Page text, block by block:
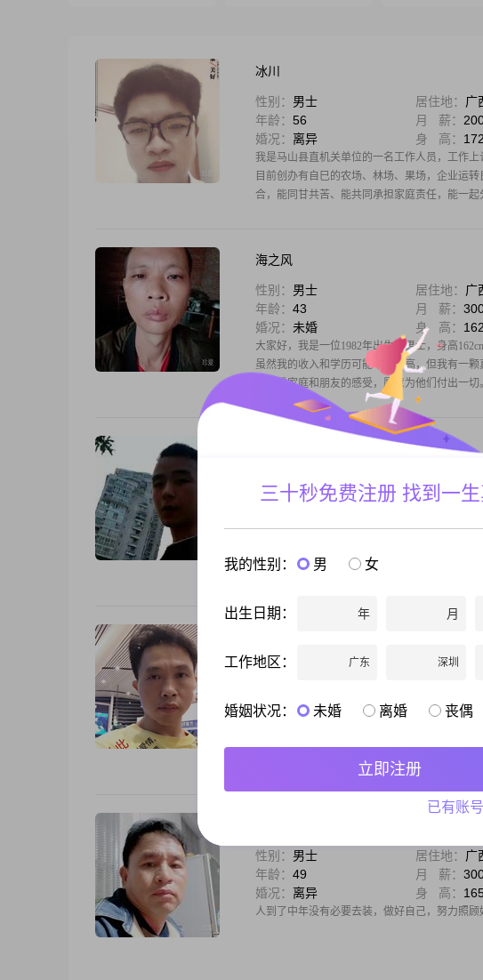
冰川
性别： 男士 居住地： 广
年龄： 56 月 薪：
婚况： 离异 身 高： 172
我是马山县直机关单位的一名工作人员，工作
目前创办有自巳的农场、林场、果场，企业运
合，能同甘共苦、能共同承担家庭责任，能一
海之风
性别： 男士 居住地： 广
年龄： 43 月 薪：
婚况： 未婚 身 高： 162
大家好，我是一位1982年出生的男士，身高
虽然我的收入和学历可能不是很高，但我有一
我注重家庭和朋友的感受，愿意为他们付出一
年龄：29 月 薪：
大家好，我是一位1996年出生的男士，身高
历是高中及以下，但我一直保持着乐观积极的
人，真诚可靠，追求事业上的成功##3002##在
性别： 居住地：
婚况：
离异 身 高：168
大家好，我是一位来自广西贺州的男士，出生
元之间。虽然我的学历是中专，但我一直保持
都非常认真。我相信，只有通过自己的努力，
性别： 男士 居住地： 广
年龄： 49 月 薪：
婚况： 离异 身 高： 165
人到了中年没有必要去装，做好自己，努力照
三十秒免费注册 找到一
我的性别： 男 女
出生日期： 年 月
工作地区： 广东 深圳
婚姻状况： 未婚 离婚 丧偶
立即注册
已有账